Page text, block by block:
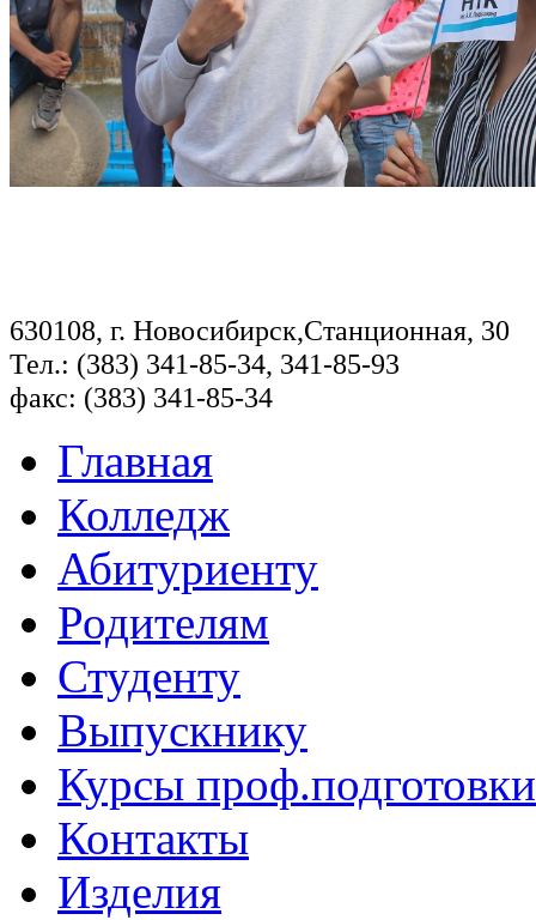
630108, г. Новосибирск,Станционная, 30
Тел.: (383) 341-85-34, 341-85-93
факс: (383) 341-85-34
Главная
Колледж
Абитуриенту
Родителям
Студенту
Выпускнику
Курсы проф.подготовки
Контакты
Изделия